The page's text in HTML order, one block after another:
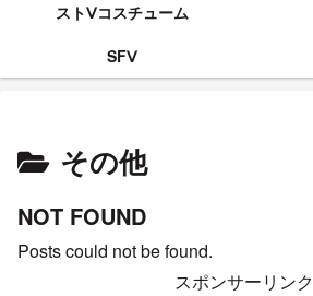
ストⅤコスチューム
SFⅤ
その他
NOT FOUND
Posts could not be found.
スポンサーリンク